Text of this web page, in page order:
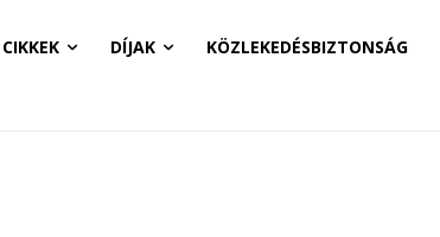
CIKKEK DÍJAK KÖZLEKEDÉSBIZTONSÁG